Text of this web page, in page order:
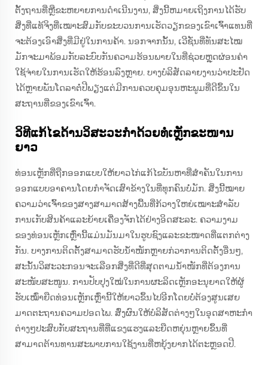
ຕັ້ງຖານທີ່ຫຼືຂະຫຍາຍການດໍາເນີນງານ, ສິ່ງນີ້ຫມາຍເຖິງການໄດ້ຮັບ
ສິ່ງທີ່ແທ້ຈິງທີ່ເໝາະສົມກັບຂະບວນການເຮັດວຽກຂອງເຂົາເຈົ້າແທນທີ່
ຈະຕ້ອງເອົາສິ່ງທີ່ມີຢູ່ໃນການຄ້າ. ນອກຈາກນັ້ນ, ເວີຊັ່ນທີ່ທັນສະໄໝ
ມັກຈະມາພ້ອມກັບລະບົບກັນຄວາມຮ້ອນພາຍໃນທີ່ຊ່ວຍຫຼຸດຜ່ອນຄ່າ
ໃຊ້ຈ່າຍໃນການເຮັດໃຫ້ຮ້ອນລົງຫຼາຍ. ບາງບໍລິສັດລາຍງານວ່າປະຢັດ
ໄດ້ຫຼາຍພັນໂດລາຕໍ່ປີພຽງແຕ່ມີການຄວບຄຸມອຸນຫະພູມທີ່ດີຂຶ້ນໃນ
ສະຖານທີ່ຂອງເຂົາເຈົ້າ.
ວິທີແກ້ໄຂດ້ານວິສະວະກຳດ້ວຍທໍ່ເຫຼັກຂະໜານ
ຍາວ
ທ່ອນເຫຼັກທີ່ຖືກອອກແບບໃຫ້ຍາວໄກ່ແກ້ໄຂບັນຫາທີ່ສຳຄັນໃນການ
ອອກແບບອາຄານໂດຍກຳຈັດເສົາຂ້າງໃນທີ່ທຸກຄົນບໍ່ມັກ. ສິ່ງນີ້ໝາຍ
ຄວາມວ່າເຈົ້າຂອງສາງສາມາດສ້າງພື້ນທີ່ກ້ວາງໃຫຍ່ເໝາະສຳລັບ
ການເກັບສິນຄ້າແລະຍ້າຍເຄື່ອງຈັກໄດ້ຢ່າງອິດສະລະ. ຄວາມງາມ
ຂອງທ່ອນເຫຼັກເຫຼົ່ານີ້ແມ່ນມັນມາໃນຮູບຊົງແລະຂະໜາດທີ່ແຕກຕ່າງ
ກັນ. ບາງການຕິດຕັ້ງສາມາດຮັບນ້ຳໜັກຫຼາຍກ່ວາການຕິດຕັ້ງອື່ນໆ,
ສະນັ້ນວິສະວະກອນຈະເລືອກສິ່ງທີ່ດີທີ່ສຸດຕາມນ້ຳໜັກທີ່ຕ້ອງການ
ສະໜັບສະໜູນ. ການປັບປຸງໃໝ່ໃນການຜະລິດເຫຼັກອະນຸຍາດໃຫ້ຜູ້
ຮັບເໝົ່າຍືດທ່ອນເຫຼັກເຫຼົ່ານີ້ໃຫ້ຍາວຂຶ້ນໄປອີກໂດຍບໍ່ຕ້ອງສູນເສຍ
ມາດຕະຖານຄວາມປອດໄພ. ສົ່ງຜົນໃຫ້ບໍລິສັດຕ່າງໆໃນອຸດສາຫະກຳ
ຕ່າງໆປະສົບກັບສະຖານທີ່ທີ່ແຂງແຮງແລະຍືດຫຍຸ່ນຫຼາຍຂຶ້ນທີ່
ສາມາດຕ້ານທານສະພາບການໃຊ້ງານທີ່ຫຍຸ້ງຍາກໄດ້ຕະຫຼອດປີ.